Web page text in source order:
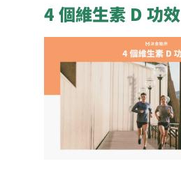
4 個維生素 D 功效